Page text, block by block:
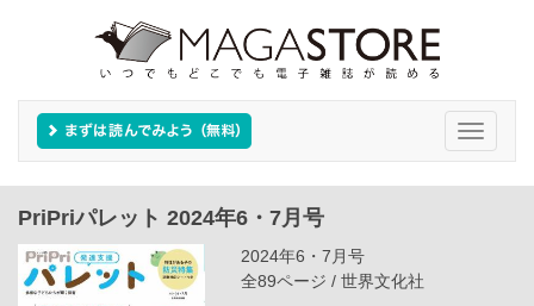
Toggle
PriPriパレット 2024年6・7月号
2024年6・7月号
全89ページ / 世界文化社